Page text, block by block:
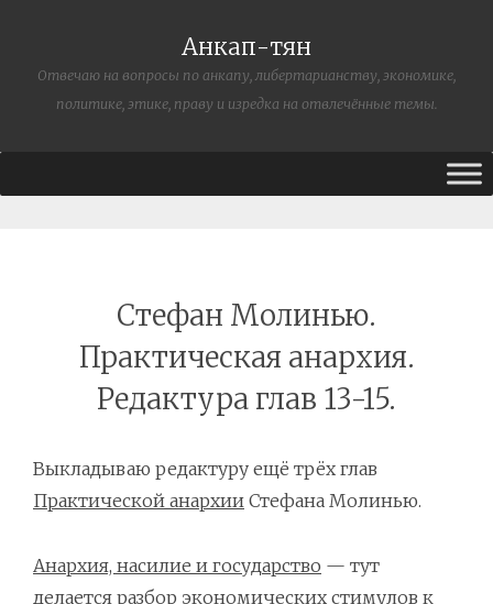
Анкап-тян
Отвечаю на вопросы по анкапу, либертарианству, экономике,
политике, этике, праву и изредка на отвлечённые темы.
Стефан Молинью.
Практическая анархия.
Редактура глав 13-15.
Выкладываю редактуру ещё трёх глав
Практической анархии Стефана Молинью.
Анархия, насилие и государство — тут
делается разбор экономических стимулов к